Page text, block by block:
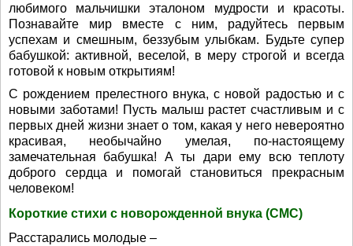
любимого мальчишки эталоном мудрости и красоты.
Познавайте мир вместе с ним, радуйтесь первым
успехам и смешным, беззубым улыбкам. Будьте супер
бабушкой: активной, веселой, в меру строгой и всегда
готовой к новым открытиям!
С рождением прелестного внука, с новой радостью и с
новыми заботами! Пусть малыш растет счастливым и с
первых дней жизни знает о том, какая у него невероятно
красивая, необычайно умелая, по-настоящему
замечательная бабушка! А ты дари ему всю теплоту
доброго сердца и помогай становиться прекрасным
человеком!
Короткие стихи с новорожденной внука (СМС)
Расстарались молодые –